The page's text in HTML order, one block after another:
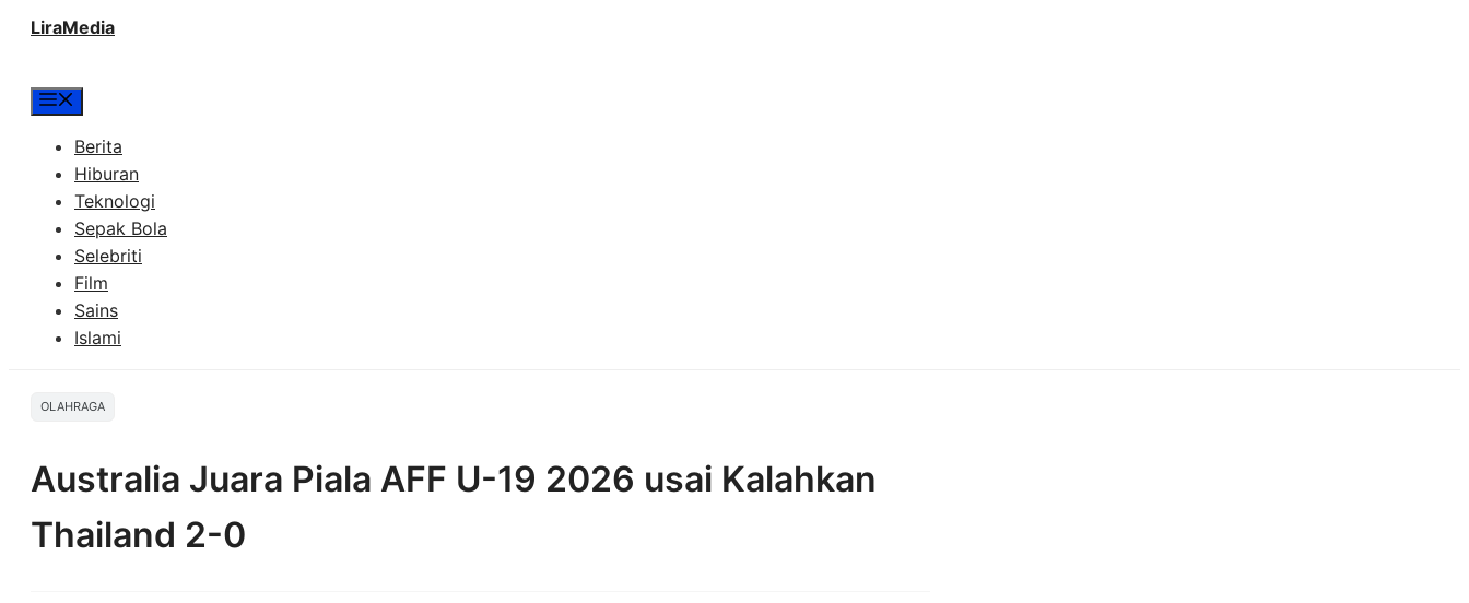
LiraMedia
Berita
Hiburan
Teknologi
Sepak Bola
Selebriti
Film
Sains
Islami
OLAHRAGA
Australia Juara Piala AFF U-19 2026 usai Kalahkan
Thailand 2-0